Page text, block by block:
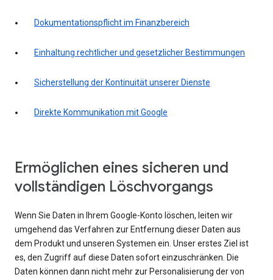
Dokumentationspflicht im Finanzbereich
Einhaltung rechtlicher und gesetzlicher Bestimmungen
Sicherstellung der Kontinuität unserer Dienste
Direkte Kommunikation mit Google
Ermöglichen eines sicheren und
vollständigen Löschvorgangs
Wenn Sie Daten in Ihrem Google-Konto löschen, leiten wir
umgehend das Verfahren zur Entfernung dieser Daten aus
dem Produkt und unseren Systemen ein. Unser erstes Ziel ist
es, den Zugriff auf diese Daten sofort einzuschränken. Die
Daten können dann nicht mehr zur Personalisierung der von